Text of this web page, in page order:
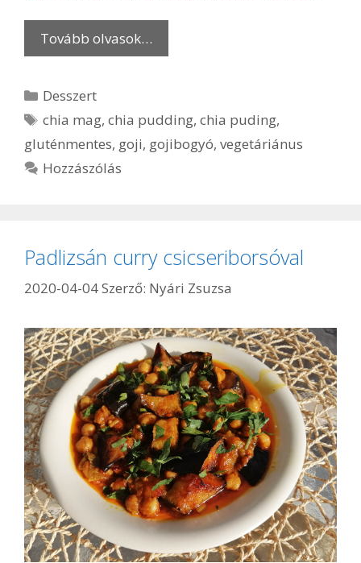
Tovább olvasok…
Kategória
Desszert
Címkék
chia mag,chia pudding,chia puding,
gluténmentes, goji, gojibogyó, vegetáriánus
Hozzászólás
Padlizsán curry csicseriborsóval
2020-04-04Szerző: Nyári Zsuzsa